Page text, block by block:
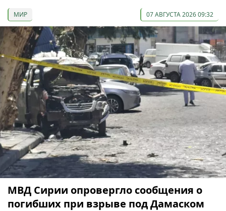
МИР 07 АВГУСТА 2026 09:32
МВД Сирии опровергло сообщения о
погибших при взрыве под Дамаском